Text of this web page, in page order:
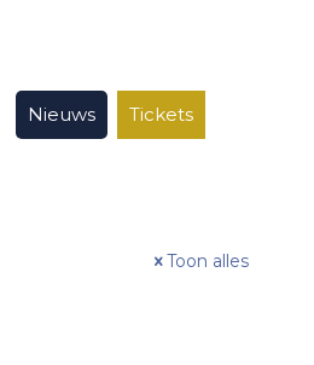
Nieuws Tickets
Toon alles